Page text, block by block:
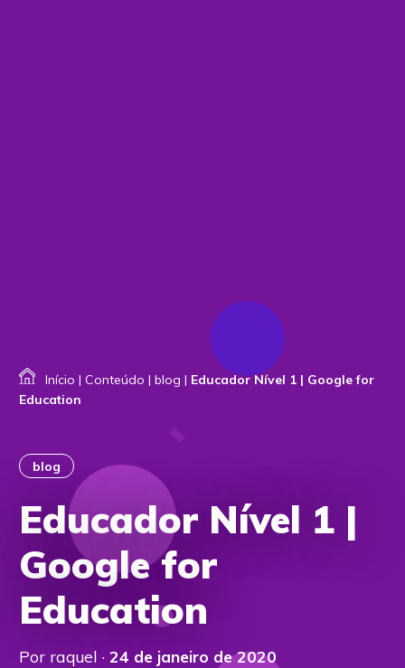
Início | Conteúdo | blog | Educador Nível 1 | Google for
Education
blog
Educador Nível 1 |
Google for
Education
Por raquel · 24 de janeiro de 2020